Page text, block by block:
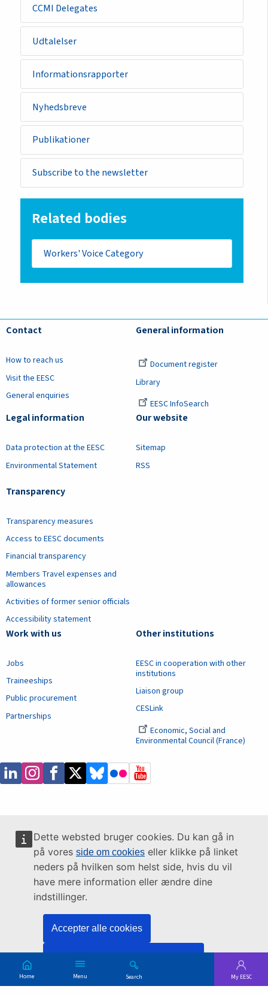
Dette websted bruger cookies. Du kan gå in
på vores side om cookies eller klikke på linket
neders på hvilken som helst side, hvis du vil
have mere information eller ændre dine
indstillinger.
Accepter alle cookies
Main
Menu
Skip
to
Search My EESC
CCMI Delegates
Udtalelser
Informationsrapporter
Nyhedsbreve
Publikationer
Subscribe to the newsletter
Related bodies
Workers' Voice Category
Contact
How to reach us
Visit the EESC
General enquiries
General information
Document register
Library
EESC InfoSearch
Legal information
Data protection at the EESC
Environmental Statement
Transparency
Transparency measures
Access to EESC documents
Financial transparency
Members Travel expenses and
allowances
Activities of former senior officials
Accessibility statement
Our website
Sitemap
RSS
Work with us
Jobs
Traineeships
Public procurement
Partnerships
Other institutions
EESC in cooperation with other
institutions
Liaison group
CESLink
Economic, Social and
Environmental Council (France)